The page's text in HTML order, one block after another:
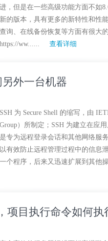
进，但是在一些高级功能方面不如
新的版本，具有更多的新特性和性
查询、在线备份恢复等方面有很大
https://ww......
查看详细
外一台机器
SSH 为 Secure Shell 的缩写，由
Group）所制定；SSH 为建立在应
是专为远程登录会话和其他网络服
以有效防止远程管理过程中的信息
一个程序，后来又迅速扩展到其他
项目执行命令如何